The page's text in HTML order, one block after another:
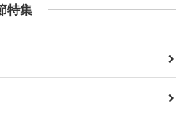
特集